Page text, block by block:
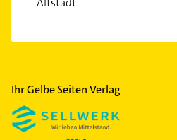
Trudering
Untergiesing
Untermenzing
Ihr Gelbe Seiten Verlag